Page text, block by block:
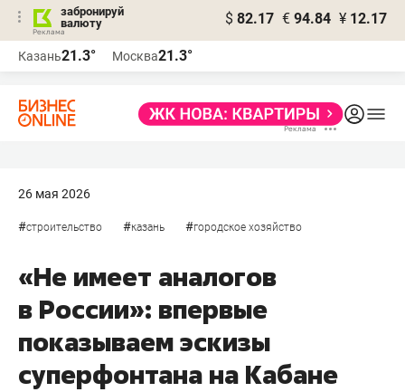
забронируй
валюту
$ 82.17 € 94.84 ¥ 12.17
Казань21.3° Москва21.3°
26 мая 2026
#строительство #казань #городское хозяйство
«Не имеет аналогов
в России»: впервые
показываем эскизы
суперфонтана на Кабане